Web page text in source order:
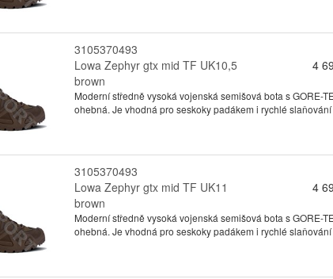
3105370493
Lowa Zephyr gtx mid TF UK10,5
brown
4
Moderní středně vysoká vojenská semišová bota s
ohebná. Je vhodná pro seskoky padákem i rychlé slaňování
3105370493
Lowa Zephyr gtx mid TF UK11
brown
4
Moderní středně vysoká vojenská semišová bota s
ohebná. Je vhodná pro seskoky padákem i rychlé slaňování